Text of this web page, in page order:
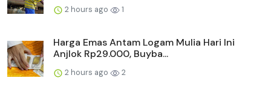
2 hours ago 1
Harga Emas Antam Logam Mulia Hari Ini
Anjlok Rp29.000, Buyba...
2 hours ago 2